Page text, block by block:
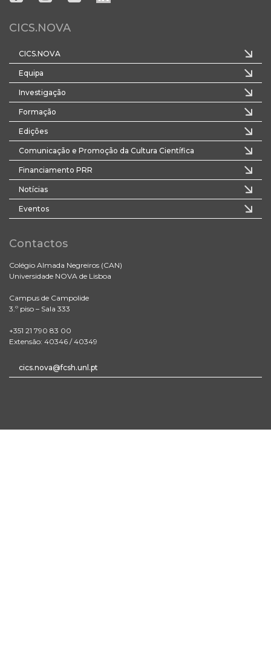
CICS.NOVA
CICS.NOVA
Equipa
Investigação
Formação
Edições
Comunicação e Promoção da Cultura Científica
Financiamento PRR
Notícias
Eventos
Contactos
Colégio Almada Negreiros (CAN)
Universidade NOVA de Lisboa
Campus de Campolide
3.º piso – Sala 333
+351 21 790 83 00
Extensão: 40346 / 40349
cics.nova@fcsh.unl.pt